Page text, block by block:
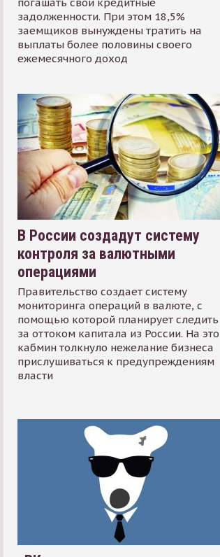
задолженности. При этом 18,5%
заемщиков вынуждены тратить на
выплаты более половины своего
ежемесячного доход
В России создадут систему
контроля за валютными
операциями
Правительство создает систему
мониторинга операций в валюте, с
помощью которой планирует следить
за оттоком капитала из России. На это
кабмин толкнуло нежелание бизнеса
прислушиваться к предупреждениям
власти